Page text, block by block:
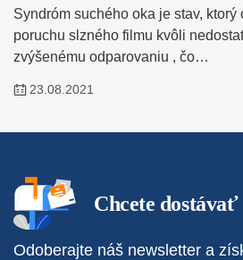
Syndróm suchého oka je stav, ktorý
poruchu slzného filmu kvôli
zvýšenému odparovaniu , čo…
23.08.2021
Chcete
Odoberajte náš newsletter a